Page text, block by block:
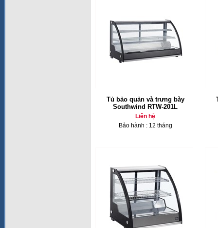
Tủ bảo quản và trưng bày
Southwind RTW-201L
Liên hệ
Bảo hành : 12 tháng